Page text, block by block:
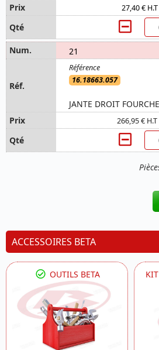
27,40 € H.T
21
16.18663.057
JANTE DROIT
266,95 € H.T
ACCESSOIRES BETA
OUTILS BETA